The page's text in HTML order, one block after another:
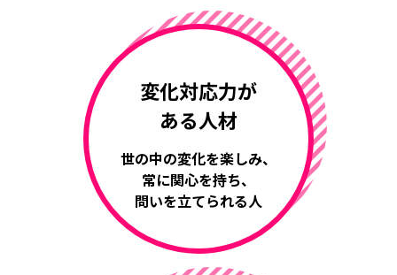
変化対応力が
ある人材
世の中の変化を楽しみ、
常に関心を持ち、
問いを立てられる人